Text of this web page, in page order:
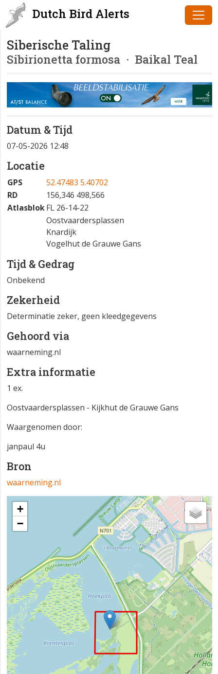
Dutch Bird Alerts
Siberische Taling
Sibirionetta formosa · Baikal Teal
Datum & Tijd
07-05-2026 12:48
Locatie
GPS
52.47483 5.40702
RD
156,346 498,566
AtlasblokFL 26-14-22
Oostvaardersplassen
Knardijk
Vogelhut de Grauwe Gans
Tijd & Gedrag
Onbekend
Zekerheid
Determinatie zeker, geen kleedgegevens
Gehoord via
waarneming.nl
Extra informatie
1 ex.
Oostvaardersplassen - Kijkhut de Grauwe Gans
Waargenomen door:
janpaul 4u
Bron
waarneming.nl
+
−